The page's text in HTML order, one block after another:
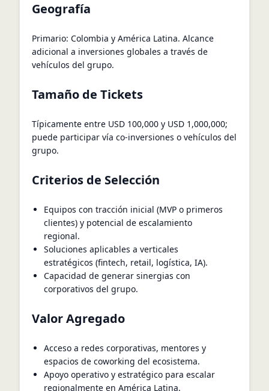
Geografía
Primario: Colombia y América Latina. Alcance
adicional a inversiones globales a través de
vehículos del grupo.
Tamaño de Tickets
Típicamente entre USD 100,000 y USD 1,000,000;
puede participar vía co-inversiones o vehículos del
grupo.
Criterios de Selección
Equipos con tracción inicial (MVP o primeros
clientes) y potencial de escalamiento
regional.
Soluciones aplicables a verticales
estratégicos (fintech, retail, logística, IA).
Capacidad de generar sinergias con
corporativos del grupo.
Valor Agregado
Acceso a redes corporativas, mentores y
espacios de coworking del ecosistema.
Apoyo operativo y estratégico para escalar
regionalmente en América Latina.